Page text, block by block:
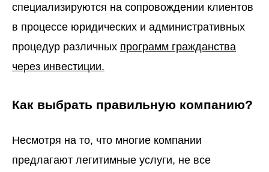
специализируются на сопровождении клиентов
в процессе юридических и административных
процедур различных программ гражданства
через инвестиции.
Как выбрать правильную компанию?
Несмотря на то, что многие компании
предлагают легитимные услуги, не все